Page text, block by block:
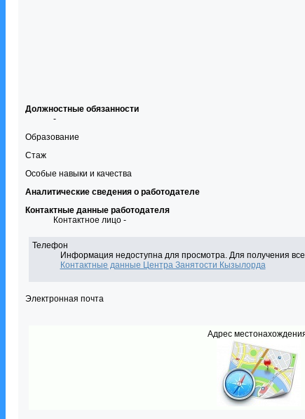
Должностные обязанности
-
Образование
Стаж
Особые навыки и качества
Аналитические сведения о работодателе
Контактные данные работодателя
Контактное лицо -
Телефон
Информация недоступна для просмотра. Для получения
Контактные данные Центра Занятости Кызылорда
Электронная почта
Адрес